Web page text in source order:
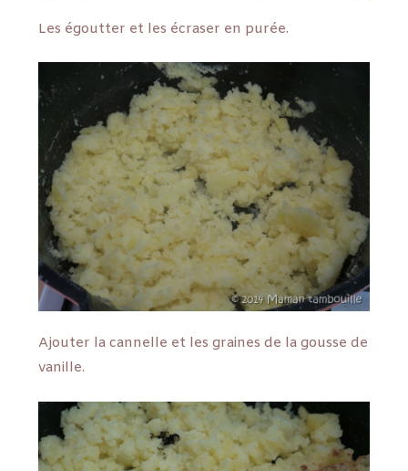
Les égoutter et les écraser en purée.
Ajouter la cannelle et les graines de la gousse de
vanille.